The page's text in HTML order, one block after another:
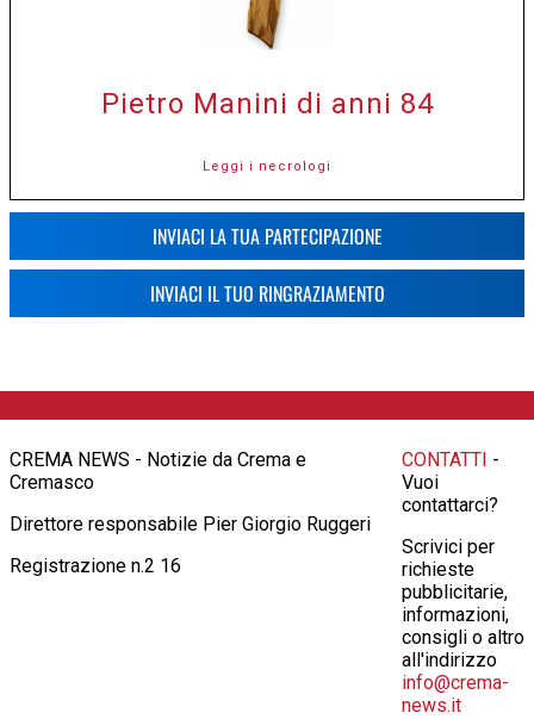
Pietro Manini di anni 84
Leggi i necrologi
INVIACI LA TUA PARTECIPAZIONE
INVIACI IL TUO RINGRAZIAMENTO
CREMA NEWS - Notizie da Crema e
Cremasco
Direttore responsabile Pier Giorgio Ruggeri
Registrazione n.2 16
CONTATTI -
Vuoi
contattarci?
Scrivici per
richieste
pubblicitarie,
informazioni,
consigli o altro
all'indirizzo
info@crema-
news.it